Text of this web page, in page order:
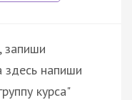
запиши
здесь напиши
курса"